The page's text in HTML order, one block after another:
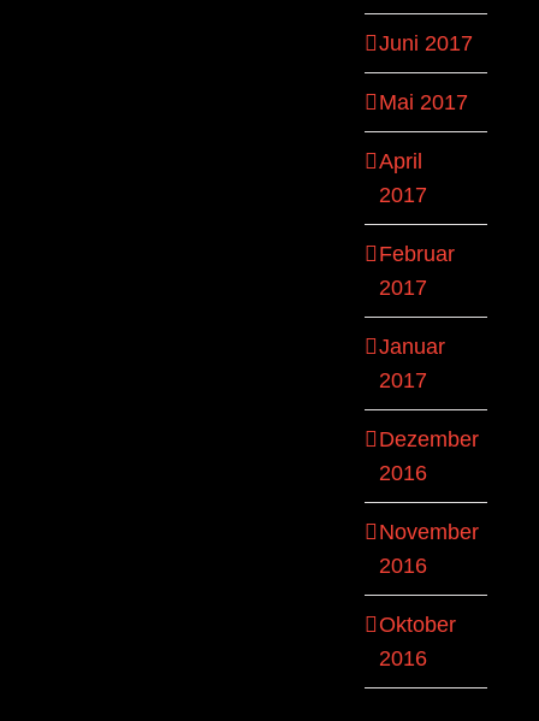
Juni 2017
Mai 2017
April
2017
Februar
2017
Januar
2017
Dezember
2016
November
2016
Oktober
2016